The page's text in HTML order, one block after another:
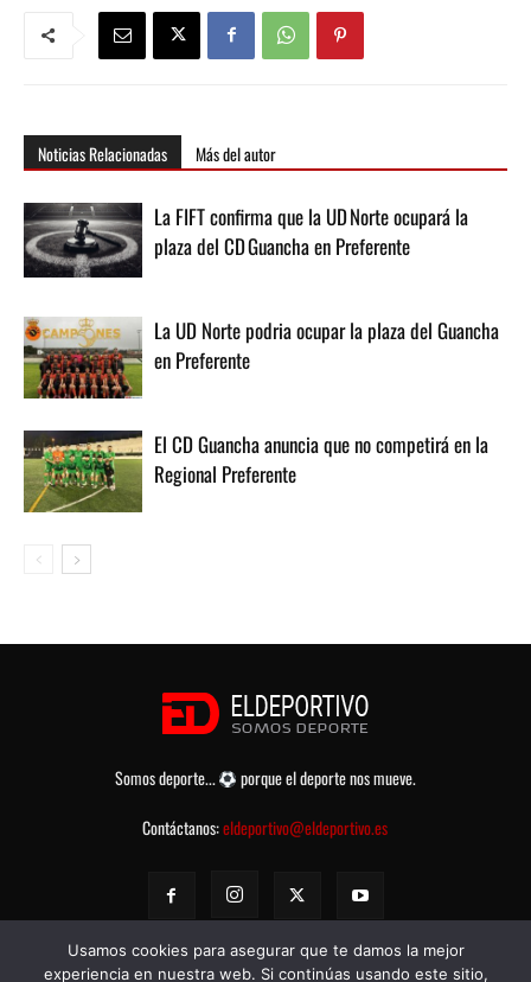
Noticias Relacionadas Más del autor
La FIFT confirma que la UD Norte ocupará la
plaza del CD Guancha en Preferente
La UD Norte podria ocupar la plaza del Guancha
en Preferente
El CD Guancha anuncia que no competirá en la
Regional Preferente
Somos deporte...
porque el deporte nos mueve.
Contáctanos:eldeportivo@eldeportivo.es
Usamos cookies para asegurar que te damos la mejor
experiencia en nuestra web. Si continúas usando este sitio,